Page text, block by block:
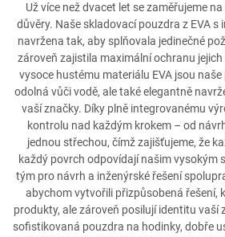
Už více než dvacet let se zaměřujeme
důvěry. Naše skladovací pouzdra z EVA s
navržena tak, aby splňovala jedinečné
zároveň zajistila maximální ochranu
vysoce hustému materiálu EVA jsou
odolná vůči vodě, ale také elegantně
vaší značky. Díky plně integrovanému
kontrolu nad každým krokem – od
jednou střechou, čímž zajišťujeme, že
každý povrch odpovídají našim vysokým
tým pro návrh a inženýrské řešení
abychom vytvořili přizpůsobená řešení,
produkty, ale zároveň posilují identitu vaší
sofistikovaná pouzdra na hodinky, dobře